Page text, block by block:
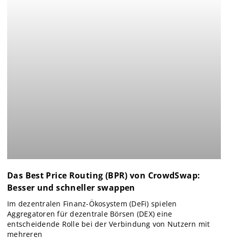
Das Best Price Routing (BPR) von CrowdSwap:
Besser und schneller swappen
Im dezentralen Finanz-Ökosystem (DeFi) spielen
Aggregatoren für dezentrale Börsen (DEX) eine
entscheidende Rolle bei der Verbindung von Nutzern mit
mehreren